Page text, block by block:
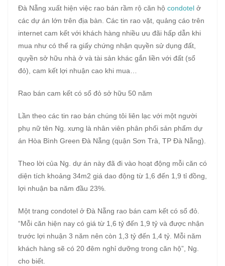
Đà Nẵng xuất hiện việc rao bán rầm rộ căn hộ condotel ở
các dự án lớn trên địa bàn. Các tin rao vặt, quảng cáo trên
internet cam kết với khách hàng nhiều ưu đãi hấp dẫn khi
mua như có thể ra giấy chứng nhận quyền sử dụng đất,
quyền sở hữu nhà ở và tài sản khác gắn liền với đất (sổ
đỏ), cam kết lợi nhuận cao khi mua…
Rao bán cam kết có sổ đỏ sở hữu 50 năm
Lần theo các tin rao bán chúng tôi liên lạc với một người
phụ nữ tên Ng. xưng là nhân viên phân phối sản phẩm dự
án Hòa Bình Green Đà Nẵng (quận Sơn Trà, TP Đà Nẵng).
Theo lời của Ng. dự án này đã đi vào hoạt động mỗi căn có
diện tích khoảng 34m2 giá dao động từ 1,6 đến 1,9 tỉ đồng,
lợi nhuận ba năm đầu 23%.
Một trang condotel ở Đà Nẵng rao bán cam kết có sổ đỏ.
“Mỗi căn hiện nay có giá từ 1,6 tỷ đến 1,9 tỷ và được nhận
trước lợi nhuận 3 năm nên còn 1,3 tỷ đến 1,4 tỷ. Mỗi năm
khách hàng sẽ có 20 đêm nghỉ dưỡng trong căn hộ”, Ng.
cho biết.